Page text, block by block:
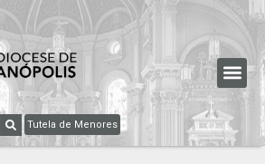
Tutela de Menores